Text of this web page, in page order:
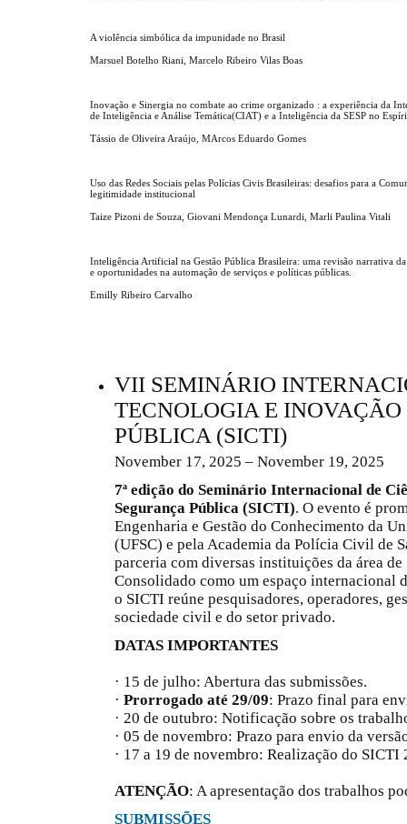
A violência simbólica da impunidade no Brasil
Marsuel Botelho Riani, Marcelo Ribeiro Vilas Boas
Inovação e Sinergia no combate ao crime organizado : a experiência da
de Inteligência e Análise Temática(CIAT) e a Inteligência da SESP no
Tássio de Oliveira Araújo, MArcos Eduardo Gomes
Uso das Redes Sociais pelas Polícias Civis Brasileiras: desafios para a
legitimidade institucional
Taize Pizoni de Souza, Giovani Mendonça Lunardi, Marli Paulina Vitali
Inteligência Artificial na Gestão Pública Brasileira: uma revisão narrativa
e oportunidades na automação de serviços e políticas públicas.
Emilly Ribeiro Carvalho
VII SEMINÁRIO
TECNOLOGIA E
PÚBLICA (SICTI)
November 17, 2025 – November 19, 2025
7ª edição do Seminário Internacional de
Segurança Pública (SICTI). O evento é
Engenharia e Gestão do Conhecimento da
(UFSC) e pela Academia da Polícia Civil de
parceria com diversas instituições da área de
Consolidado como um espaço internacional
o SICTI reúne pesquisadores, operadores,
sociedade civil e do setor privado.
DATAS IMPORTANTES
· 15 de julho: Abertura das submissões.
· Prorrogado até 29/09: Prazo final para
· 20 de outubro: Notificação sobre os
· 05 de novembro: Prazo para envio da
· 17 a 19 de novembro: Realização do
ATENÇÃO: A apresentação dos trabalhos
SUBMISSÕES